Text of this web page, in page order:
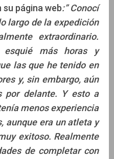
su página web:” Conocí
largo de la expedición
extraordinario.
más horas y
las que he tenido en
y, sin embargo, aún
por delante. Y esto a
menos experiencia
aunque era un atleta y
exitoso. Realmente
de completar con